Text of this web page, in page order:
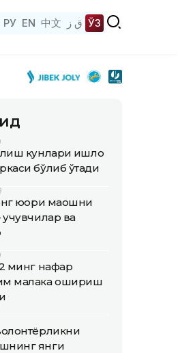
РУ EN 中文 ق ز ЎЗ
кунлари қишлоқ
бўлиб ўтади
юқори маошни
учувчилар ва
минг нафар
малака ошириш
янги